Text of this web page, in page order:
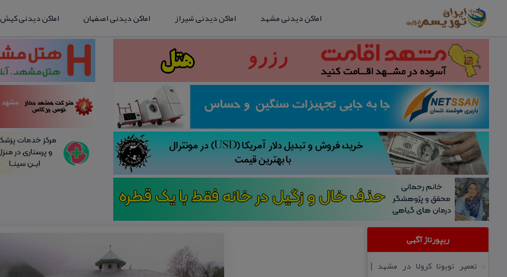
اماکن دیدنی مشهد اماکن دیدنی شیراز اماکن دیدنی اصفهان اماکن دیدنی کیش
ریپورتاژ آگهی
:: تعمیر تویوتا كرولا در مشهد |